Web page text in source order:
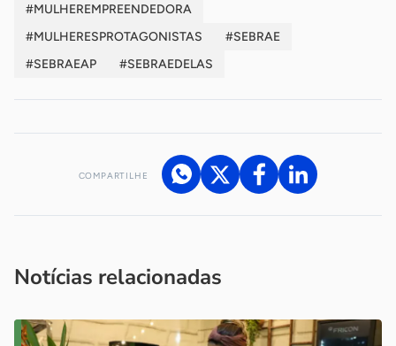
#MULHEREMPREENDEDORA
#MULHERESPROTAGONISTAS
#SEBRAE
#SEBRAEAP
#SEBRAEDELAS
COMPARTILHE
Notícias relacionadas